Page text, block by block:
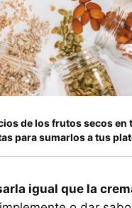
de los frutos secos en
para sumarlos a tus
igual que la